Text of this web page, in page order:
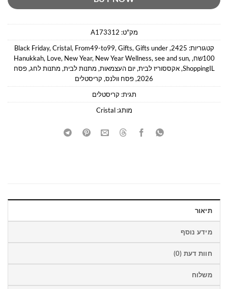
מק"ט: A173312
קטגוריות: 2425
,
Black Friday, Cristal, From49-to99, Gifts, Gifts under
100שח
,
Hanukkah, Love, New Year, New Year Wellness, see and sun,
ShoppingIL
,אקססוריז לבית,יום העצמאות, מתנות לבית, מתנות לחג,פסח
2026
,פסח וולנס, קריסטלים
תגית: קריסטלים
מותג:Cristal
תיאור
מידע נוסף
חוות דעת (0)
משלוח